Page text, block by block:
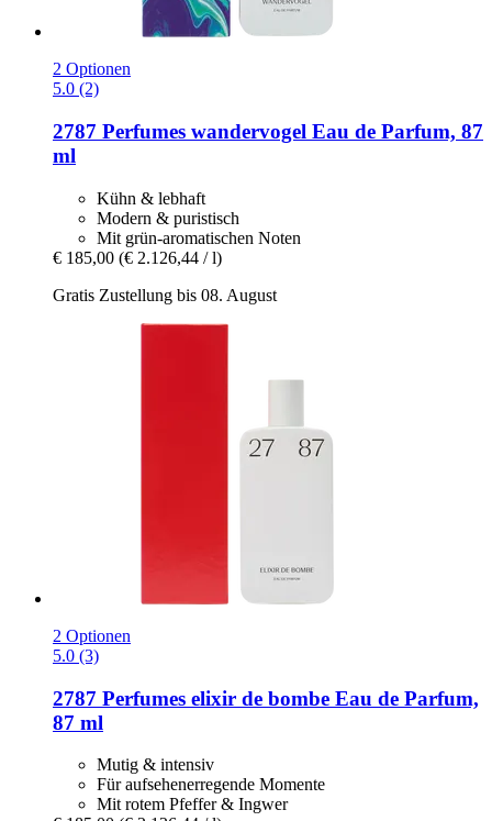
2 Optionen
5.0 (2)
2787 Perfumes wandervogel Eau de Parfum, 87
ml
Kühn & lebhaft
Modern & puristisch
Mit grün-aromatischen Noten
€ 185,00 (€ 2.126,44 / l)
Gratis Zustellung bis 08. August
2 Optionen
5.0 (3)
2787 Perfumes elixir de bombe Eau de Parfum,
87 ml
Mutig & intensiv
Für aufsehenerregende Momente
Mit rotem Pfeffer & Ingwer